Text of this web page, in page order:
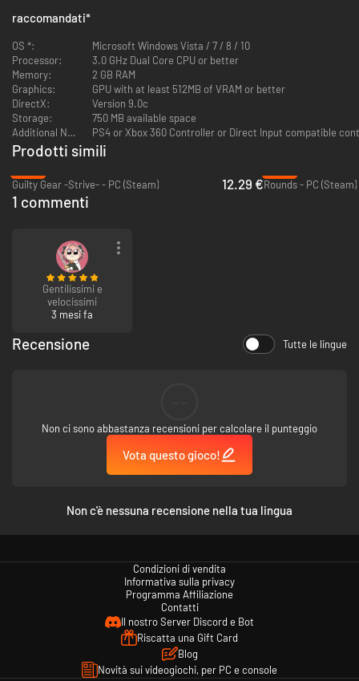
raccomandati*
OS *:
Microsoft Windows Vista / 7 / 8 / 10
Processor:
3.0 GHz Dual Core CPU or better
Memory:
2 GB RAM
Graphics:
GPU with at least 512MB of VRAM or better
DirectX:
Version 9.0c
Storage:
750 MB available space
Additional Notes:
PS4 or Xbox 360 Controller or Direct Input compatible
Prodotti simili
Guilty Gear -Strive- - PC (Steam)
12.29 €Rounds - PC (Steam)
1 commenti
Gentilissimi e
velocissimi
3 mesi fa
Recensione Tutte le lingue
Non ci sono abbastanza recensioni per calcolare il punteggio
Vota questo gioco!
Non c'è nessuna recensione nella tua lingua
Condizioni di vendita
Informativa sulla privacy
Programma Affiliazione
Contatti
Il nostro Server Discord e Bot
Riscatta una Gift Card
Blog
Novità sui videogiochi, per PC e console